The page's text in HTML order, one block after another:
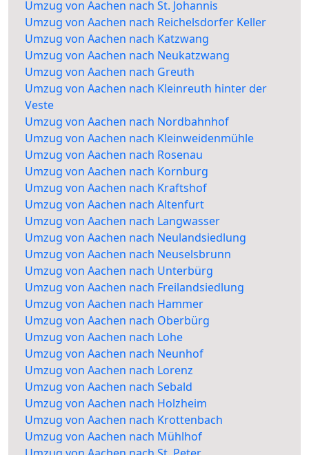
Umzug von Aachen nach St. Johannis
Umzug von Aachen nach Reichelsdorfer Keller
Umzug von Aachen nach Katzwang
Umzug von Aachen nach Neukatzwang
Umzug von Aachen nach Greuth
Umzug von Aachen nach Kleinreuth hinter der
Veste
Umzug von Aachen nach Nordbahnhof
Umzug von Aachen nach Kleinweidenmühle
Umzug von Aachen nach Rosenau
Umzug von Aachen nach Kornburg
Umzug von Aachen nach Kraftshof
Umzug von Aachen nach Altenfurt
Umzug von Aachen nach Langwasser
Umzug von Aachen nach Neulandsiedlung
Umzug von Aachen nach Neuselsbrunn
Umzug von Aachen nach Unterbürg
Umzug von Aachen nach Freilandsiedlung
Umzug von Aachen nach Hammer
Umzug von Aachen nach Oberbürg
Umzug von Aachen nach Lohe
Umzug von Aachen nach Neunhof
Umzug von Aachen nach Lorenz
Umzug von Aachen nach Sebald
Umzug von Aachen nach Holzheim
Umzug von Aachen nach Krottenbach
Umzug von Aachen nach Mühlhof